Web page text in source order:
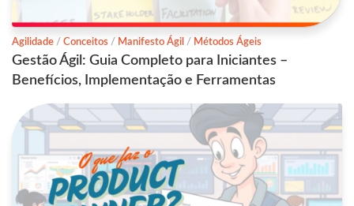
Agilidade / Conceitos / Manifesto Ágil / Métodos Ágeis
Gestão Ágil: Guia Completo para Iniciantes –
Benefícios, Implementação e Ferramentas